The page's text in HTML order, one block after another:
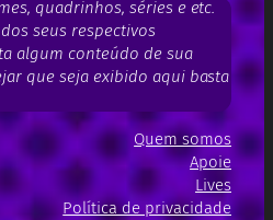
quadrinhos, séries e etc.
seus respectivos
algum conteúdo de sua
que seja exibido aqui basta
Quem somos
Apoie
Lives
Política de privacidade